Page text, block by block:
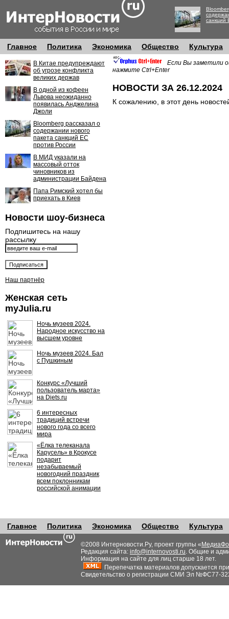
санкций
Главное Политика Экономика Общество Культура
В Китае предупреждают
об угрозе конфликта
великих держав
В одной из кофеен
Львова неожиданно
появилась Анджелина
Джоли
Bloomberg рассказал о
содержании нового
пакета санкций ЕС
против России
В МИД указали на
массовый отток
чиновников из
администрации Байдена
Папа Римский хотел бы
приехать в Киев
Новости шоу-бизнеса
Подпишитесь на нашу
рассылку
Наш партнёр
Женская сеть
myJulia.ru
Ночь музеев 2024.
Народное искусство на
высшем уровне
Ночь музеев 2024. Бал
с Пушкиным
Конкурс «Лучший
пользователь марта»
на Diets.ru
6 интересных
традиций встречи
нового года со всего
мира
«Ёлка телеканала
Карусель» в Крокусе
подарит
незабываемый
новогодний праздник
всем поклонникам
российской анимации
Если Вы заметили
нажмите Ctrl+Enter
НОВОСТИ ЗА 26.12.2024
К сожалению, в этот день
Главное Политика Экономика Общество Культура
©2008 Интерновости.Ру, проект группы «
Редакция сайта: info@internovosti.ru. Общие и
Информация на сайте для лиц старше 18 лет.
Перепечатка материалов допускается
Свидетельство о регистрации СМИ Эл №ФС77-